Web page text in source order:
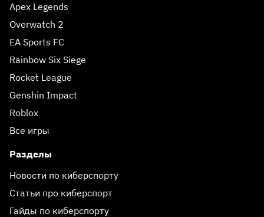
Apex Legends
Overwatch 2
EA Sports FC
Rainbow Six Siege
Rocket League
Genshin Impact
Roblox
Все игры
Разделы
Новости по киберспорту
Статьи про киберспорт
Гайды по киберспорту